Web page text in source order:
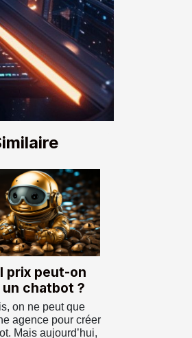
prix peut-on
chatbot ?
on ne peut que
agence pour créer
Mais aujourd’hui,